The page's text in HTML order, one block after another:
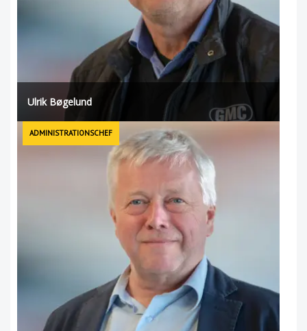
Ulrik Bøgelund
ADMINISTRATIONSCHEF